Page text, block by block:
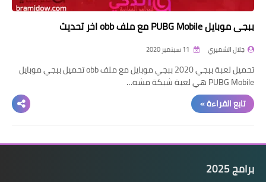
ببجي موبايل PUBG Mobile مع ملف obb اخر تحديث
جلال الشميري
تحميل لعبة ببجي 2020 ببجي موبايل مع ملف obb تحميل ببجي موبايل
PUBG Mobile هي لعبة شبكة مشه…
تابع القراءة »
برامج 2025